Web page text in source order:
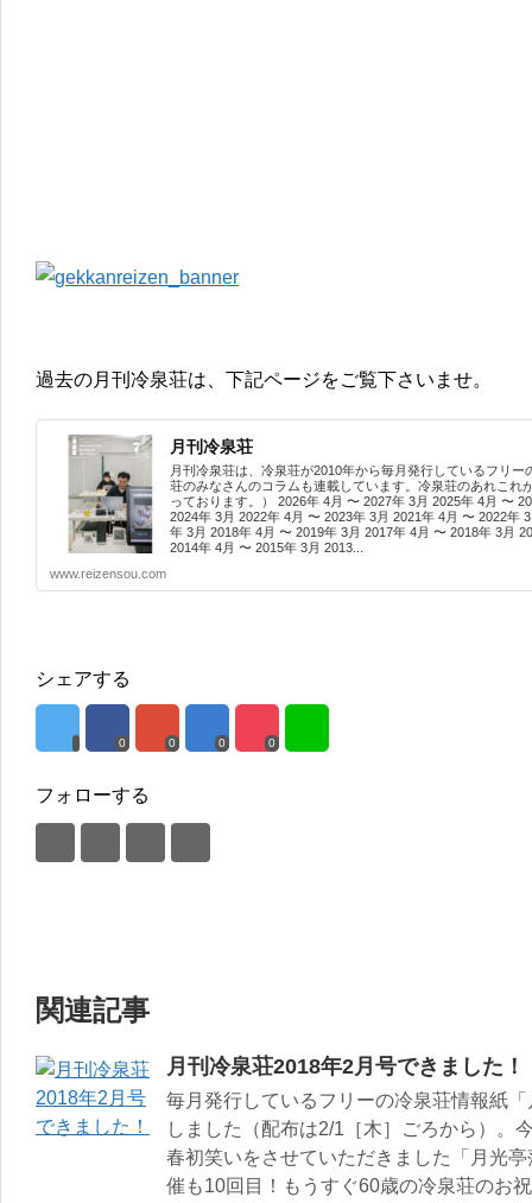
過去の月刊冷泉荘は、下記ページをご覧下さいませ。
月刊冷泉荘
月刊冷泉荘は、冷泉荘が2010年から毎月発行しているフリ
荘のみなさんのコラムも連載しています。冷泉荘のあれこれ
っております。） 2026年 4月 〜 2027年 3月 2025年 4月 〜
2024年 3月 2022年 4月 〜 2023年 3月 2021年 4月 〜 2022年
年 3月 2018年 4月 〜 2019年 3月 2017年 4月 〜 2018年 3月
2014年 4月 〜 2015年 3月 2013...
www.reizensou.com
シェアする
0 0 0 0
フォローする
関連記事
月刊冷泉荘2018年2月号できました！
毎月発行しているフリーの冷泉荘情報紙
しました（配布は2/1［木］ごろから）。
春初笑いをさせていただきました「月光
催も10回目！もうすぐ60歳の冷泉荘のお